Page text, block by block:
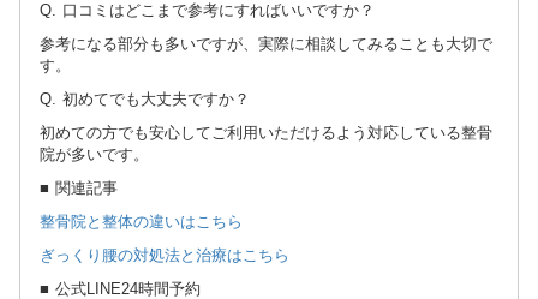
Q. 口コミはどこまで参考にすればいいですか？
参考になる部分も多いですが、実際に相談してみることも大切で
す。
Q. 初めてでも大丈夫ですか？
初めての方でも安心してご利用いただけるよう対応している整骨
院が多いです。
■ 関連記事
整骨院と整体の違いはこちら
ぎっくり腰の対処法と治療はこちら
■ 公式LINE24時間予約